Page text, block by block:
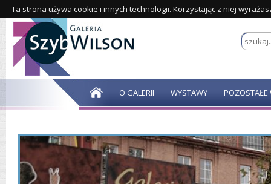
Ta strona używa cookie i innych technologii. Korzystając z niej
O GALERII WYSTAWY POZOSTAŁE